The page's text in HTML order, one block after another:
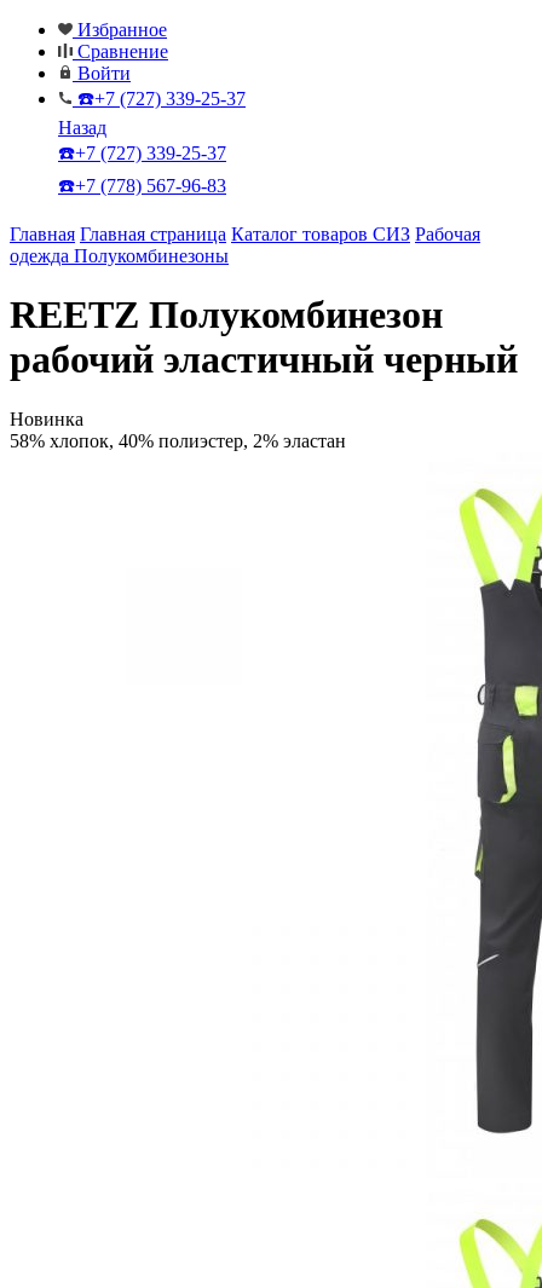
Избранное
Сравнение
Войти
☎️+7 (727) 339-25-37
Назад
☎️+7 (727) 339-25-37
☎️+7 (778) 567-96-83
Главная Главная страница Каталог товаров СИЗ Рабочая
одежда Полукомбинезоны
REETZ Полукомбинезон
рабочий эластичный черный
Новинка
58% хлопок, 40% полиэстер, 2% эластан